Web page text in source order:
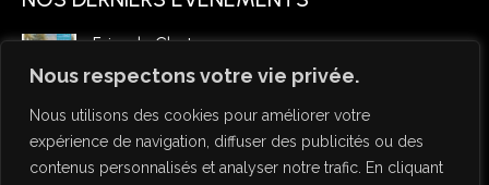
Nous respectons votre vie privée.
Nous utilisons des cookies pour améliorer votre
expérience de navigation, diffuser des publicités ou des
contenus personnalisés et analyser notre trafic. En cliquant
Facebook
s'ouvre
dans
nouvelle
fenêtre
YouTube
s'ouvre
nouvelle
fenêtre
LinkedIn
s'ouvre
une
nouvelle
fenêtre
Pinterest
s'ouvre
dans
nouvelle
fenêtre
Foire de Chatou
6 mars 2026